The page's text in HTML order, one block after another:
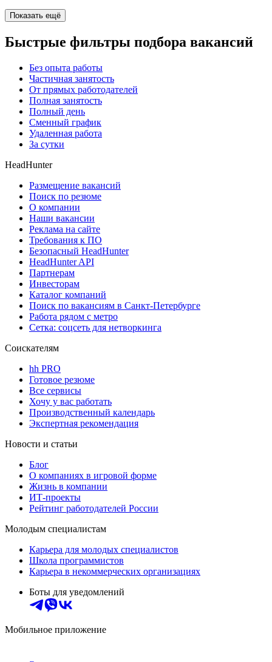
Показать ещё
Быстрые фильтры подбора вакансий
Без опыта работы
Частичная занятость
От прямых работодателей
Полная занятость
Полный день
Сменный график
Удаленная работа
За сутки
HeadHunter
Размещение вакансий
Поиск по резюме
О компании
Наши вакансии
Реклама на сайте
Требования к ПО
Безопасный HeadHunter
HeadHunter API
Партнерам
Инвесторам
Каталог компаний
Поиск по вакансиям в Санкт-Петербурге
Работа рядом с метро
Сетка: соцсеть для нетворкинга
Соискателям
hh PRO
Готовое резюме
Все сервисы
Хочу у вас работать
Производственный календарь
Экспертная рекомендация
Новости и статьи
Блог
О компаниях в игровой форме
Жизнь в компании
ИТ-проекты
Рейтинг работодателей России
Молодым специалистам
Карьера для молодых специалистов
Школа программистов
Карьера в некоммерческих организациях
Боты для уведомлений
Мобильное приложение